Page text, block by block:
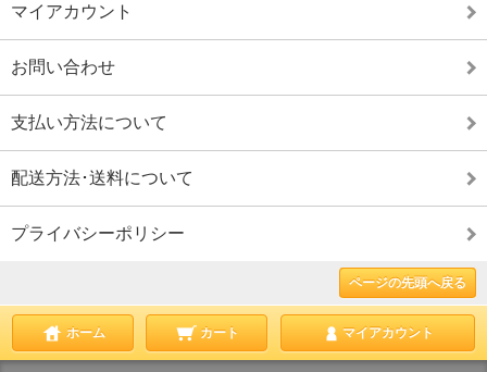
マイアカウント
お問い合わせ
支払い方法について
配送方法･送料について
プライバシーポリシー
ページの先頭へ戻る
ホーム カート マイアカウント